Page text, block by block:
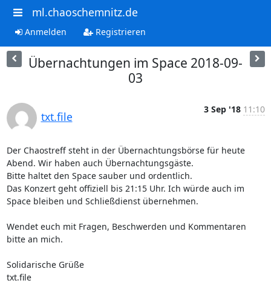
ml.chaoschemnitz.de
Anmelden Registrieren
Übernachtungen im Space 2018-09-
03
txt.file
3 Sep '18 11:10
Der Chaostreff steht in der Übernachtungsbörse für heute
Abend. Wir haben auch Übernachtungsgäste.
Bitte haltet den Space sauber und ordentlich.
Das Konzert geht offiziell bis 21:15 Uhr. Ich würde auch im
Space bleiben und Schließdienst übernehmen.
Wendet euch mit Fragen, Beschwerden und Kommentaren
bitte an mich.
Solidarische Grüße
txt.file